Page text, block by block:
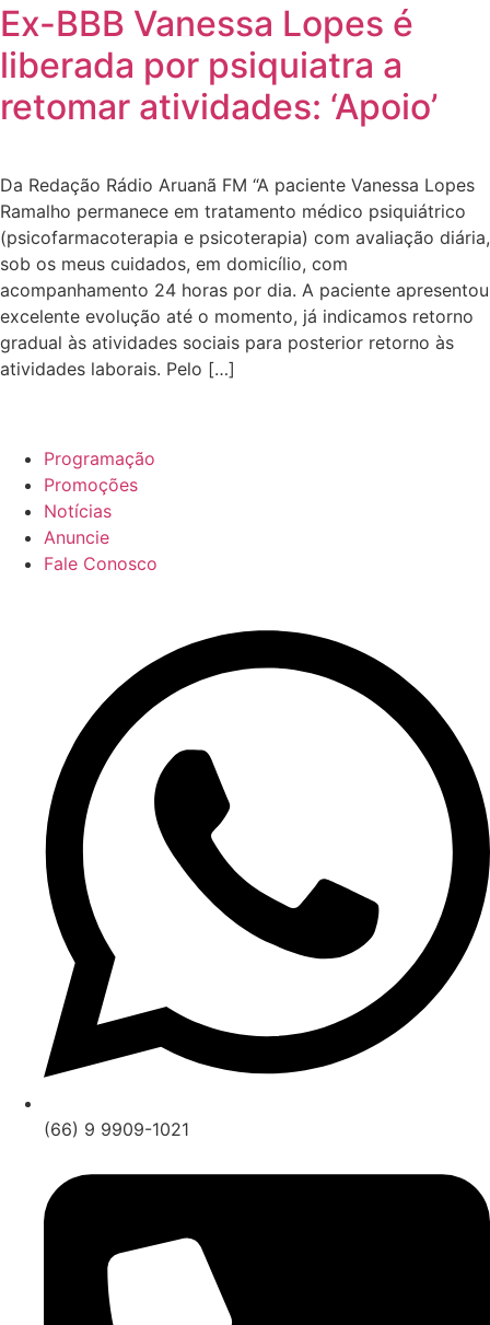
Ex-BBB Vanessa Lopes é
liberada por psiquiatra a
retomar atividades: ‘Apoio’
Da Redação Rádio Aruanã FM “A paciente Vanessa Lopes
Ramalho permanece em tratamento médico psiquiátrico
(psicofarmacoterapia e psicoterapia) com avaliação diária,
sob os meus cuidados, em domicílio, com
acompanhamento 24 horas por dia. A paciente apresentou
excelente evolução até o momento, já indicamos retorno
gradual às atividades sociais para posterior retorno às
atividades laborais. Pelo […]
Programação
Promoções
Notícias
Anuncie
Fale Conosco
(66) 9 9909-1021